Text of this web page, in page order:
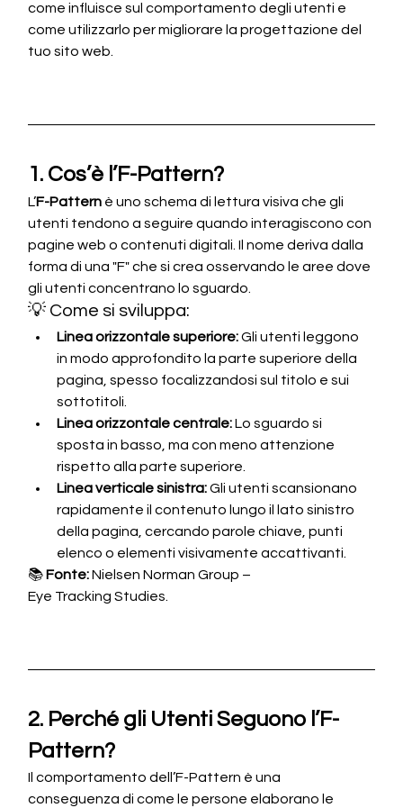
come influisce sul comportamento degli utenti e
come utilizzarlo per migliorare la progettazione del
tuo sito web.
1. Cos’è l’F-Pattern?
L’F-Pattern è uno schema di lettura visiva che gli
utenti tendono a seguire quando interagiscono con
pagine web o contenuti digitali. Il nome deriva dalla
forma di una "F" che si crea osservando le aree dove
gli utenti concentrano lo sguardo.
💡 Come si sviluppa:
Linea orizzontale superiore: Gli utenti leggono
in modo approfondito la parte superiore della
pagina, spesso focalizzandosi sul titolo e sui
sottotitoli.
Linea orizzontale centrale: Lo sguardo si
sposta in basso, ma con meno attenzione
rispetto alla parte superiore.
Linea verticale sinistra: Gli utenti scansionano
rapidamente il contenuto lungo il lato sinistro
della pagina, cercando parole chiave, punti
elenco o elementi visivamente accattivanti.
📚 Fonte: Nielsen Norman Group –
Eye Tracking Studies.
2. Perché gli Utenti Seguono l’F-
Pattern?
Il comportamento dell’F-Pattern è una
conseguenza di come le persone elaborano le